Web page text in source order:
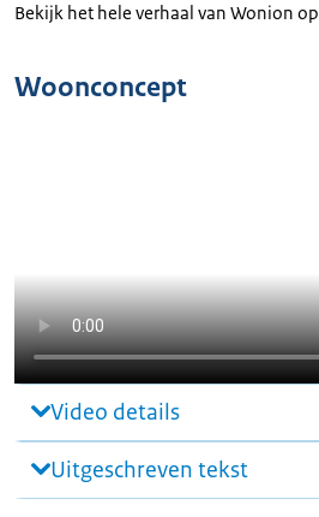
Bekijk het hele verhaal van Wonion op
Woonconcept
Video details
Uitgeschreven tekst